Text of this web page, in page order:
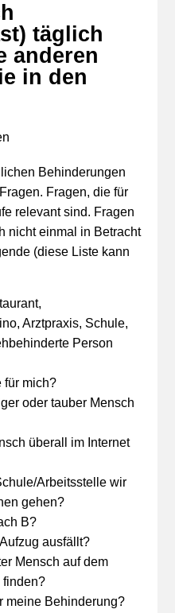
täglich
anderen
in den
Behinderungen
Fragen, die für
relevant sind. Fragen
nicht einmal in Betracht
(diese Liste kann
Arztpraxis, Schule,
Person
für mich?
oder tauber Mensch
überall im Internet
Arbeitsstelle wir
gehen?
B?
ausfällt?
Mensch auf dem
finden?
meine Behinderung?